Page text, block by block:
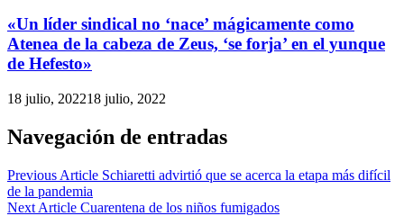
«Un líder sindical no ‘nace’ mágicamente como
Atenea de la cabeza de Zeus, ‘se forja’ en el yunque
de Hefesto»
18 julio, 202218 julio, 2022
Navegación de entradas
Previous Article Schiaretti advirtió que se acerca la etapa más difícil
de la pandemia
Next Article Cuarentena de los niños fumigados